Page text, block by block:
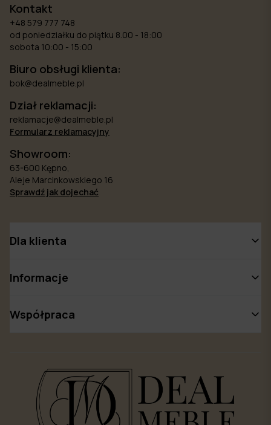
Kontakt
+48 579 777 748
od poniedziałku do piątku 8.00 - 18:00
sobota 10:00 - 15:00
Biuro obsługi klienta:
bok@dealmeble.pl
Dział reklamacji:
reklamacje@dealmeble.pl
Formularz reklamacyjny
Showroom:
63-600 Kępno,
Aleje Marcinkowskiego 16
Sprawdź jak dojechać
Dla klienta
Informacje
Współpraca